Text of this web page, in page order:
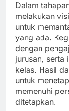
Dalam
melakukan
untuk
yang ada.
dengan
jurusan, serta
kelas. Hasil
untuk
memenuhi
ditetapkan.